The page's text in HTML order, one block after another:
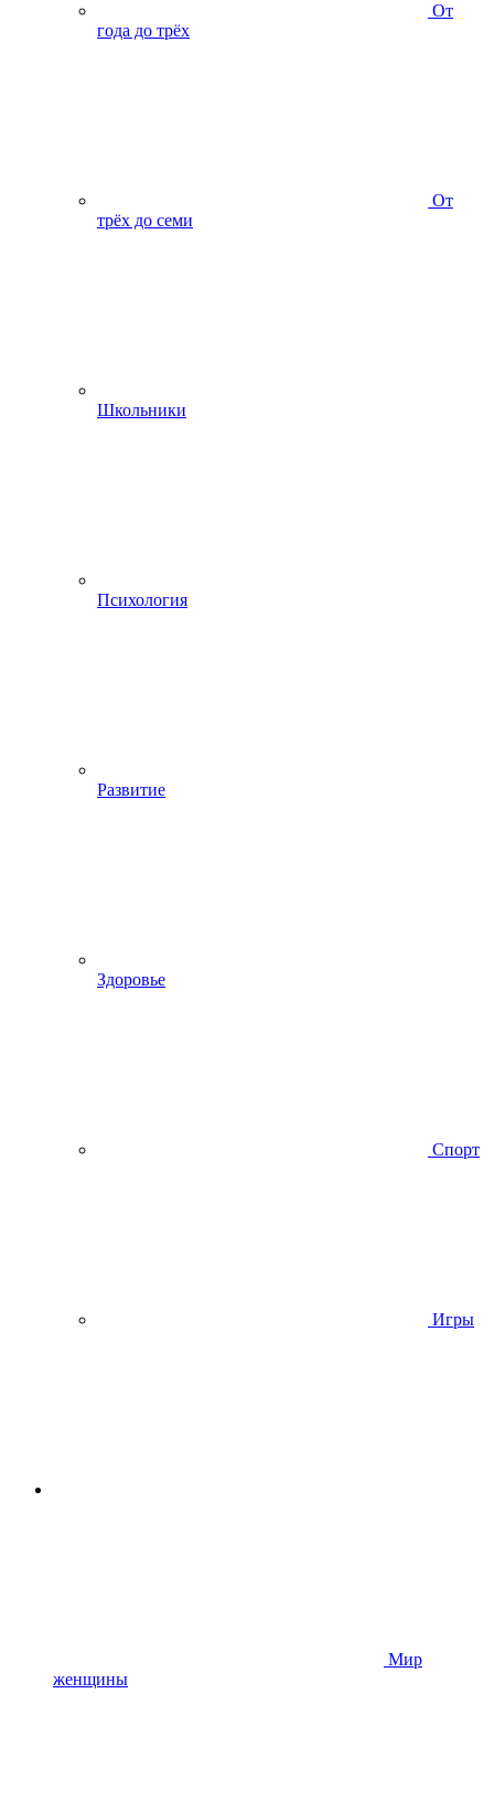
От
года до трёх
От
трёх до семи
Школьники
Психология
Развитие
Здоровье
Спорт
Игры
Мир
женщины